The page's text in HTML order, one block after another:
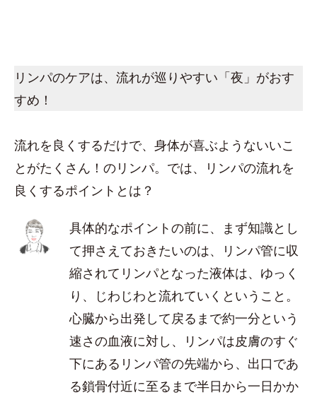
リンパのケアは、流れが巡りやすい「夜」がおす
すめ！
流れを良くするだけで、身体が喜ぶようないいこ
とがたくさん！のリンパ。では、リンパの流れを
良くするポイントとは？
具体的なポイントの前に、まず知識とし
て押さえておきたいのは、リンパ管に収
縮されてリンパとなった液体は、ゆっく
り、じわじわと流れていくということ。
心臓から出発して戻るまで約一分という
速さの血液に対し、リンパは皮膚のすぐ
下にあるリンパ管の先端から、出口であ
る鎖骨付近に至るまで半日から一日かか